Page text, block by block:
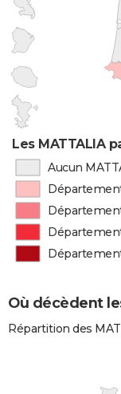
Les MATTALIA
Aucun
Où décèdent
Répartition des